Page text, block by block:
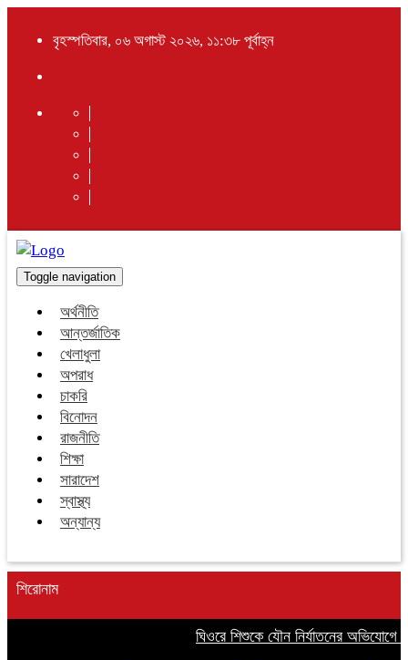
বৃহস্পতিবার, ০৬ অগাস্ট ২০২৬, ১১:৩৮ পূর্বাহ্ন
Toggle navigation
অর্থনীতি
আন্তর্জাতিক
খেলাধুলা
অপরাধ
চাকরি
বিনোদন
রাজনীতি
শিক্ষা
সারাদেশ
স্বাস্থ্য
অন্যান্য
শিরোনাম
ঘিওরে শিশুকে যৌন নির্যাতনের অভিযোগে